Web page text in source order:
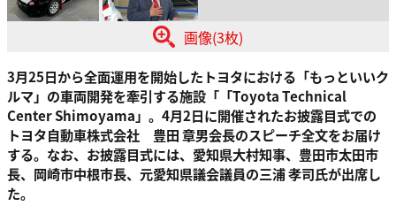
画像(3枚)
3月25日から全面運用を開始したトヨタにおける「もっといいク
ルマ」の車両開発を牽引する施設「「Toyota Technical
Center Shimoyama」。4月2日に開催されたお披露目式での
トヨタ自動車株式会社 豊田 章男会長のスピーチ全文をお届け
する。なお、お披露目式には、愛知県大村知事、豊田市太田市
長、岡崎市中根市長、元愛知県議会議員の三浦 孝司氏が出席し
た。